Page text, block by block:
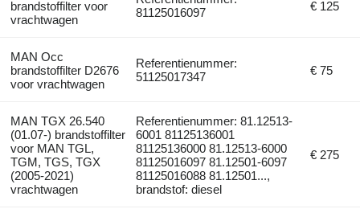
brandstoffilter voor
vrachtwagen
81125016097
€ 125
MAN Occ
brandstoffilter D2676
voor vrachtwagen
Referentienummer:
51125017347
€ 75
MAN TGX 26.540
(01.07-) brandstoffilter
voor MAN TGL,
TGM, TGS, TGX
(2005-2021)
vrachtwagen
Referentienummer: 81.12513-
6001 81125136001
81125136000 81.12513-6000
81125016097 81.12501-6097
81125016088 81.12501...,
brandstof: diesel
€ 275